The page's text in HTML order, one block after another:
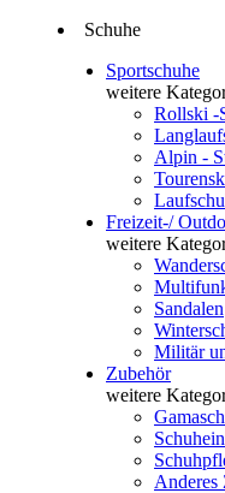
Schuhe
Sportschuhe
weitere
Rollski -
Alpin -
Freizeit-/
weitere
Sandalen
Militär
Zubehör
weitere
Anderes